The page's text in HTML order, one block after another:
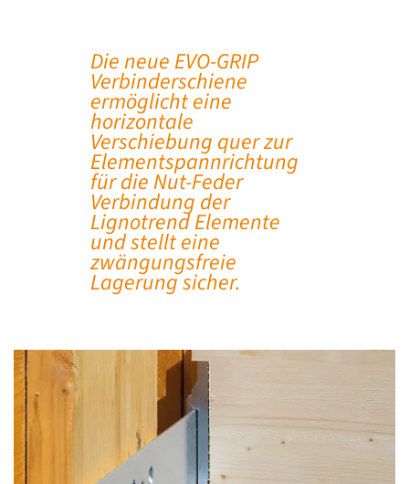
Die neue EVO-GRIP
Verbinderschiene
ermöglicht eine
horizontale
Verschiebung quer zur
Elementspannrichtung
für die Nut-Feder
Verbindung der
Lignotrend Elemente
und stellt eine
zwängungsfreie
Lagerung sicher.